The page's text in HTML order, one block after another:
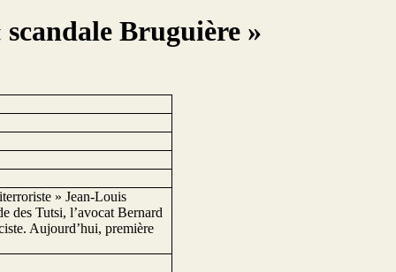
Bruguière »
» Jean-Louis
des Tutsi, l’avocat Bernard
Aujourd’hui, première